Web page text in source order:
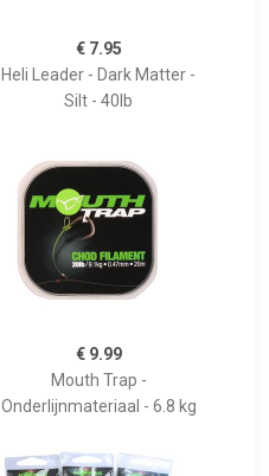
€ 7.95
Heli Leader - Dark Matter -
Silt - 40lb
€ 9.99
Mouth Trap -
Onderlijnmateriaal - 6.8 kg